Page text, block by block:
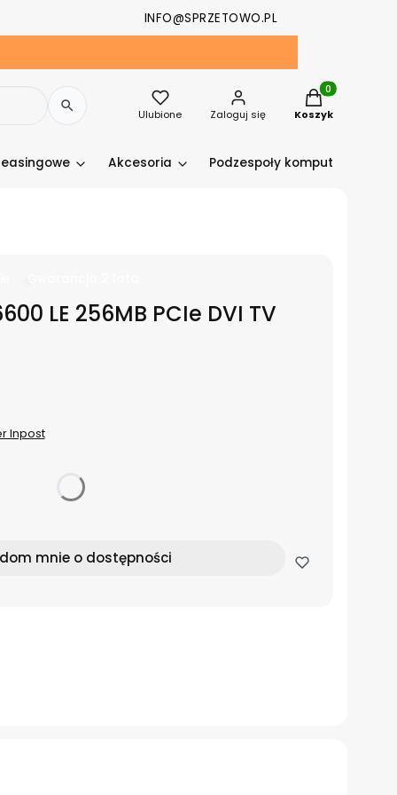
INFO@SPRZETOWO.PL
Ulubione Zaloguj się
Produkty w
Koszyk
Akcesoria Podzespoły komputerowe
LE 256MB PCIe DVI TV
Inpost
mnie o dostępności